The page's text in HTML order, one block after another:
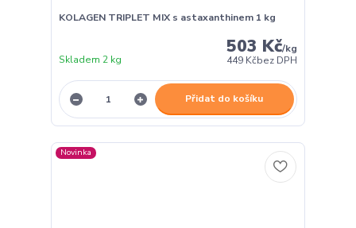
KOLAGEN TRIPLET MIX s astaxanthinem 1 kg
503 Kč/kg
449 Kčbez DPH
Skladem 2 kg
Přidat do košíku
Novinka